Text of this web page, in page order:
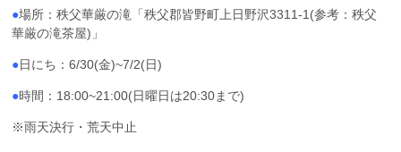
●場所：秩父華厳の滝「秩父郡皆野町上日野沢3311-1(参考：秩父
華厳の滝茶屋)」
●日にち：6/30(金)~7/2(日)
●時間：18:00~21:00(日曜日は20:30まで)
※雨天決行・荒天中止